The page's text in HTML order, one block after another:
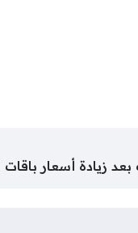
زيادة أسعار باقات